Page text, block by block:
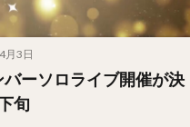
月3日
ーソロライブ開催が決
旬